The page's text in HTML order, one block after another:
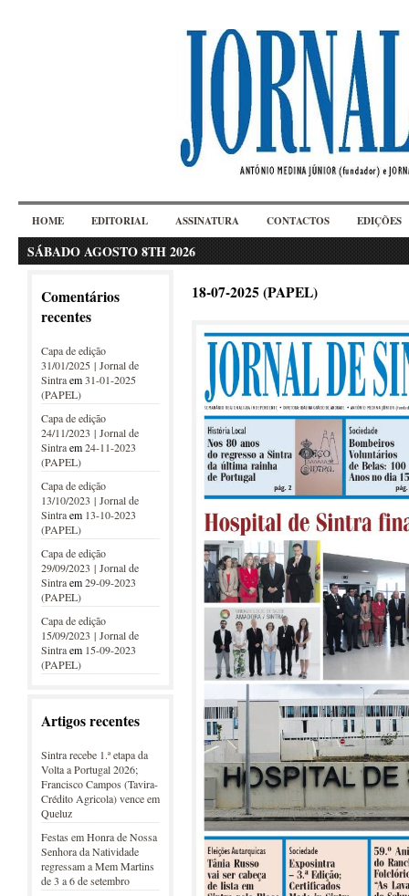
HOME EDITORIAL ASSINATURA CONTACTOS EDIÇÕES
SÁBADO AGOSTO 8TH 2026
Comentários
recentes
Capa de edição
31/01/2025 | Jornal de
Sintraem31-01-2025
(PAPEL)
Capa de edição
24/11/2023 | Jornal de
Sintraem24-11-2023
(PAPEL)
Capa de edição
13/10/2023 | Jornal de
Sintraem 13-10-2023
(PAPEL)
Capa de edição
29/09/2023 | Jornal de
Sintraem29-09-2023
(PAPEL)
Capa de edição
15/09/2023 | Jornal de
Sintraem 15-09-2023
(PAPEL)
Artigos recentes
Sintra recebe 1.ª etapa da
Volta a Portugal 2026;
Francisco Campos (Tavira-
Crédito Agricola) vence em
Queluz
Festas em Honra de Nossa
Senhora da Natividade
regressam a Mem Martins
de 3 a 6 de setembro
18-07-2025 (PAPEL)